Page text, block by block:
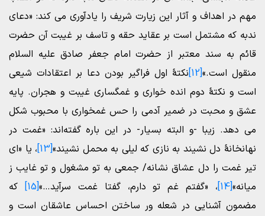
مهم در اهداف و آثار این زیارت شریف را یادآوری می کند: «دعای
ندبه که مشتمل است بر عقاید حقه و تاسف بر غیبت آن حضرت
قائم به سند معتبر از حضرت امام جعفر صادق علیه السلام
منقول است.»[12]
نکتۀ اول فراگیر بودن دعا بر اعتقادات شیعی
است و نکتۀ دوم انده خواری و غمگساری غیبت و هجران. پایه
عشق و محبت در ضمیر آدمی را حس غمخواری با محبوب شکل
می دهد. زیبا -و البته بسیار- در این باره گفته‌اند: «غمت در
نهانخانۀ دل نشیند به نازی که لیلی به محمل نشیند»[13]
، یا «ای
تیر غمت را دل عشاق نشانه/ جمعی به تو مشغول و تو غایب ز
میانه»[14] ، «گفتم غم تو دارم، گفتا غمت سرآید…»[15]
که
مضمون آشنایی در شعله ور ساختن احساس عاشقان است و